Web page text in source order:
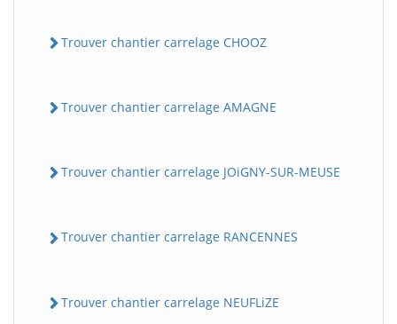
Trouver chantier carrelage CHOOZ
Trouver chantier carrelage AMAGNE
Trouver chantier carrelage JOiGNY-SUR-MEUSE
Trouver chantier carrelage RANCENNES
Trouver chantier carrelage NEUFLiZE